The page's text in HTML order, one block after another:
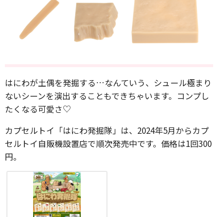
はにわが土偶を発掘する…なんていう、シュール極まり
ないシーンを演出することもできちゃいます。コンプし
たくなる可愛さ♡
カプセルトイ「はにわ発掘隊」は、2024年5月からカプ
セルトイ自販機設置店で順次発売中です。価格は1回300
円。